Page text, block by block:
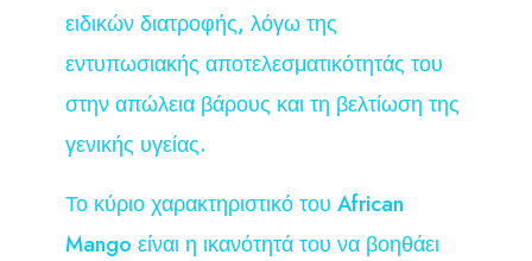
ειδικών διατροφής, λόγω της
εντυπωσιακής αποτελεσματικότητάς του
στην απώλεια βάρους και τη βελτίωση της
γενικής υγείας.
Το κύριο χαρακτηριστικό του African
Mango είναι η ικανότητά του να βοηθάει